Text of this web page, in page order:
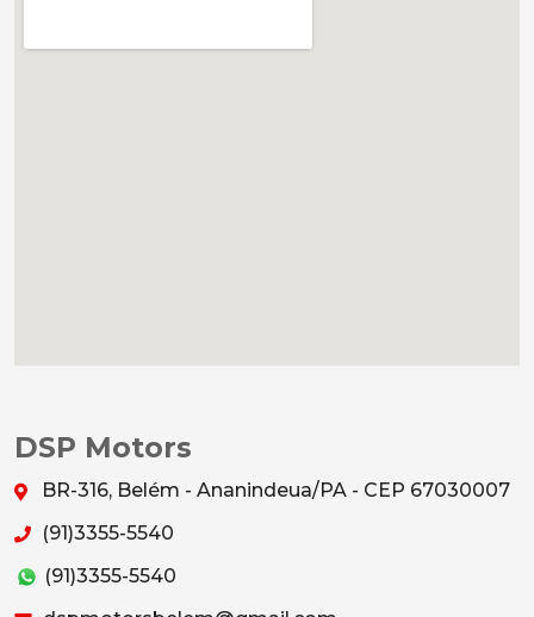
DSP Motors
BR-316, Belém - Ananindeua/PA - CEP 67030007
(91)3355-5540
(91)3355-5540